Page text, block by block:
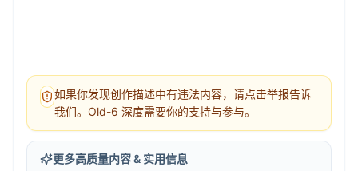
如果你发现创作描述中有违法内容，请点击举报告诉
我们。Old-6 深度需要你的支持与参与。
更多高质量内容 & 实用信息